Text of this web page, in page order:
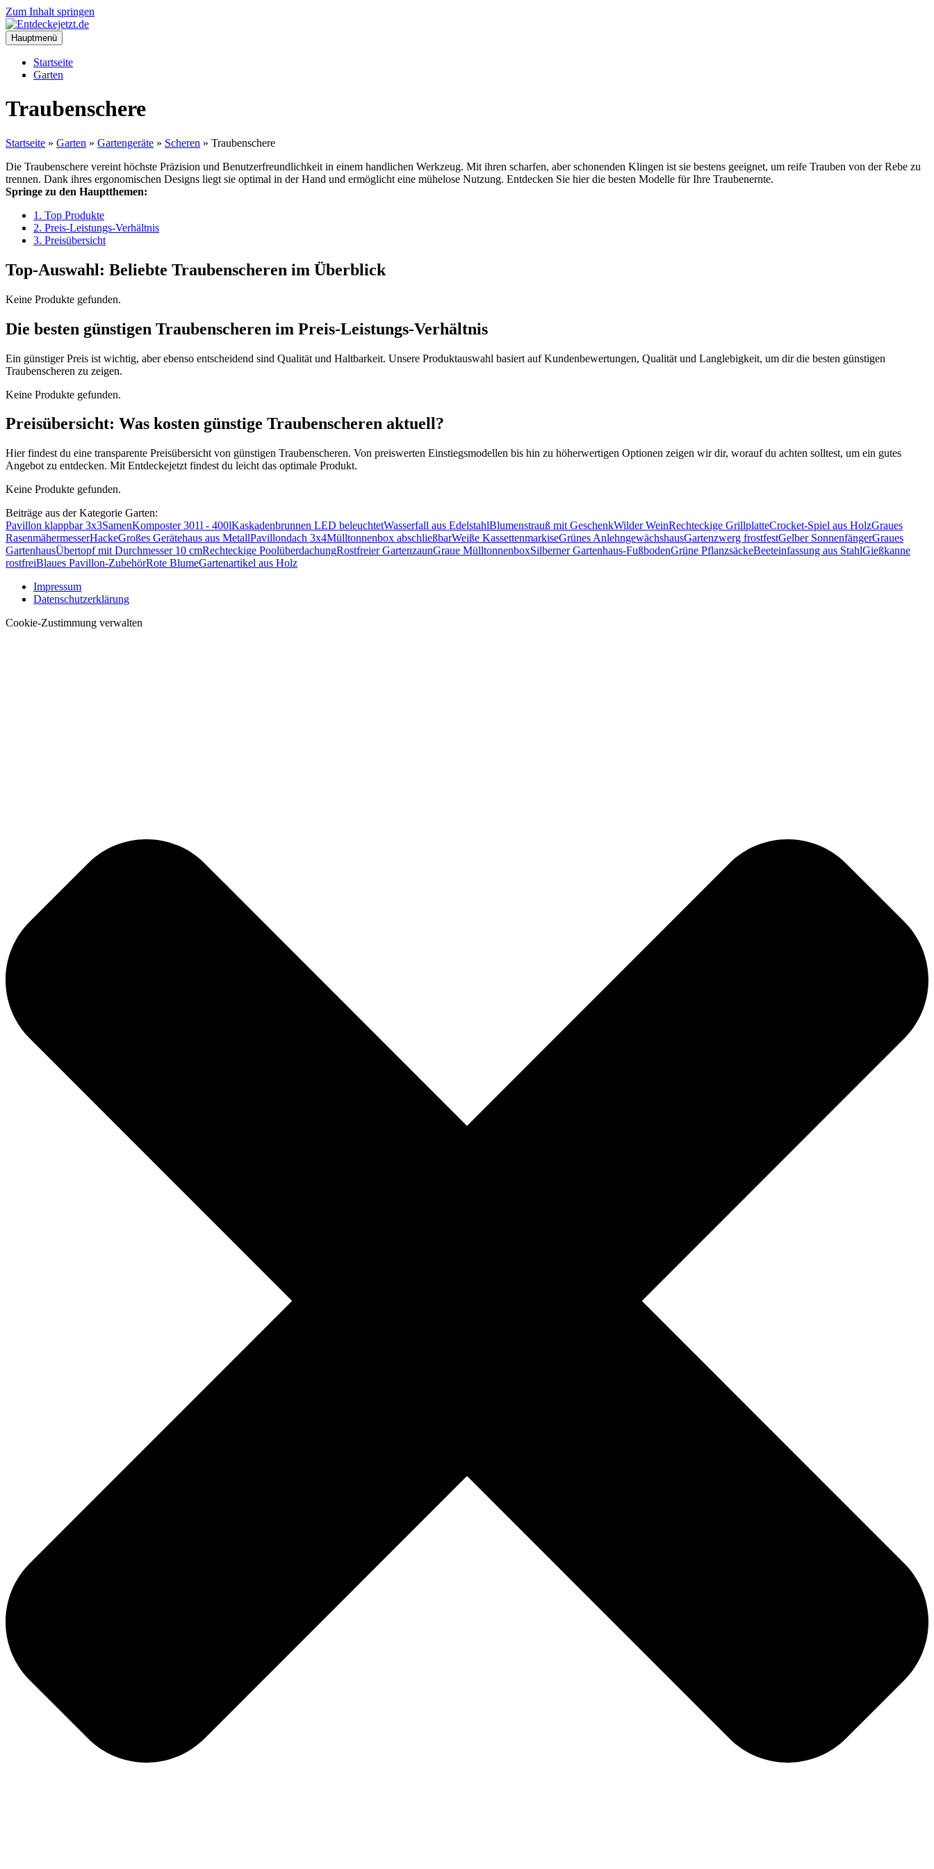
Zum Inhalt springen
Hauptmenü
Startseite
Garten
Traubenschere
Startseite » Garten » Gartengeräte » Scheren » Traubenschere
Die Traubenschere vereint höchste Präzision und Benutzerfreundlichkeit in einem handlichen Werkzeug. Mit ihren scharfen, aber schonenden Klingen ist sie bestens geeignet, um reife Trauben von der Rebe zu
trennen. Dank ihres ergonomischen Designs liegt sie optimal in der Hand und ermöglicht eine mühelose Nutzung. Entdecken Sie hier die besten Modelle für Ihre Traubenernte.
Springe zu den Hauptthemen:
1. Top Produkte
2. Preis-Leistungs-Verhältnis
3. Preisübersicht
Top-Auswahl: Beliebte Traubenscheren im Überblick
Keine Produkte gefunden.
Die besten günstigen Traubenscheren im Preis-Leistungs-Verhältnis
Ein günstiger Preis ist wichtig, aber ebenso entscheidend sind Qualität und Haltbarkeit. Unsere Produktauswahl basiert auf Kundenbewertungen, Qualität und Langlebigkeit, um dir die besten günstigen
Traubenscheren zu zeigen.
Keine Produkte gefunden.
Preisübersicht: Was kosten günstige Traubenscheren aktuell?
Hier findest du eine transparente Preisübersicht von günstigen Traubenscheren. Von preiswerten Einstiegsmodellen bis hin zu höherwertigen Optionen zeigen wir dir, worauf du achten solltest, um ein gutes
Angebot zu entdecken. Mit Entdeckejetzt findest du leicht das optimale Produkt.
Keine Produkte gefunden.
Beiträge aus der Kategorie Garten:
Pavillon klappbar 3x3SamenKomposter 301l - 400lKaskadenbrunnen LED beleuchtetWasserfall aus EdelstahlBlumenstrauß mit GeschenkWilder WeinRechteckige GrillplatteCrocket-Spiel aus HolzGraues
RasenmähermesserHackeGroßes Gerätehaus aus MetallPavillondach 3x4Mülltonnenbox abschließbarWeiße KassettenmarkiseGrünes AnlehngewächshausGartenzwerg frostfestGelber SonnenfängerGraues
GartenhausÜbertopf mit Durchmesser 10 cmRechteckige PoolüberdachungRostfreier GartenzaunGraue MülltonnenboxSilberner Gartenhaus-FußbodenGrüne PflanzsäckeBeeteinfassung aus StahlGießkanne
rostfreiBlaues Pavillon-ZubehörRote BlumeGartenartikel aus Holz
Impressum
Datenschutzerklärung
Cookie-Zustimmung verwalten